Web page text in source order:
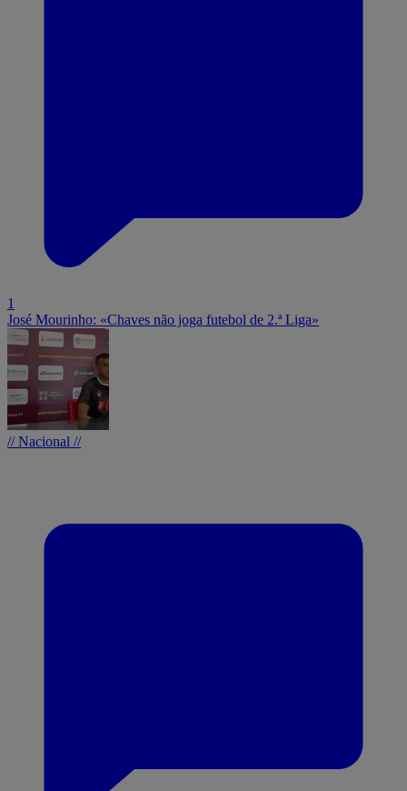
1
José Mourinho: «Chaves não joga futebol de 2.ª Liga»
// Nacional //